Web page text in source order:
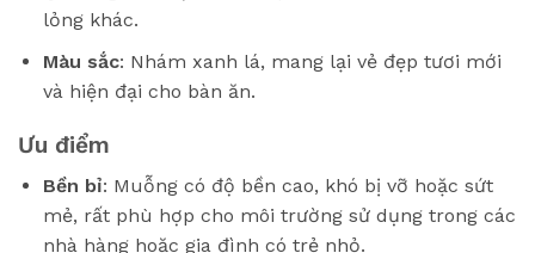
lỏng khác.
Màu sắc: Nhám xanh lá, mang lại vẻ đẹp tươi mới
và hiện đại cho bàn ăn.
Ưu điểm
Bền bỉ: Muỗng có độ bền cao, khó bị vỡ hoặc sứt
mẻ, rất phù hợp cho môi trường sử dụng trong các
nhà hàng hoặc gia đình có trẻ nhỏ.